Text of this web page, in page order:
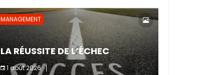
MANAGEMENT
LA RÉUSSITE DE L’ÉCHEC
1 août 2026